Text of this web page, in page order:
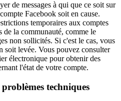
de messages à qui que ce soit sur
Facebook soit en cause.
temporaires aux comptes
de la communauté, comme le
non sollicités. Si c'est le cas, vous
soit levée. Vous pouvez consulter
électronique pour obtenir des
l'état de votre compte.
techniques